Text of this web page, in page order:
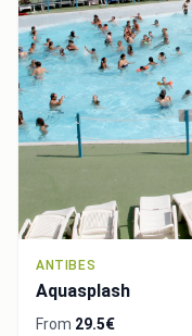
ANTIBES
Aquasplash
From 29.5€